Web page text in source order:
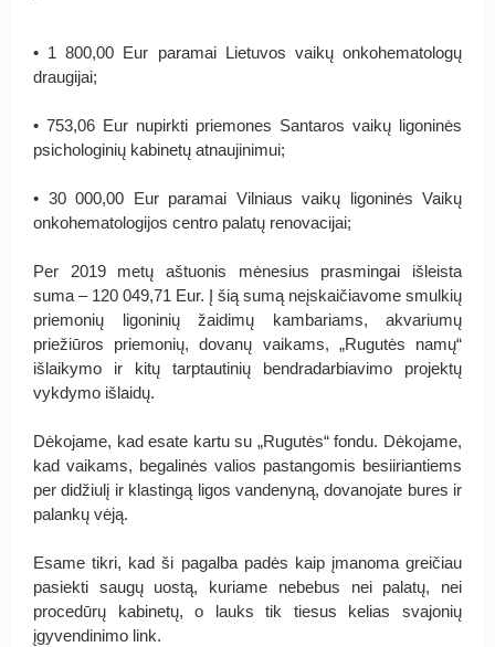
• 1 800,00 Eur paramai Lietuvos vaikų onkohematologų
draugijai;
• 753,06 Eur nupirkti priemones Santaros vaikų ligoninės
psichologinių kabinetų atnaujinimui;
• 30 000,00 Eur paramai Vilniaus vaikų ligoninės Vaikų
onkohematologijos centro palatų renovacijai;
Per 2019 metų aštuonis mėnesius prasmingai išleista
suma – 120 049,71‬ Eur. Į šią sumą neįskaičiavome smulkių
priemonių ligoninių žaidimų kambariams, akvariumų
priežiūros priemonių, dovanų vaikams, „Rugutės namų“
išlaikymo ir kitų tarptautinių bendradarbiavimo projektų
vykdymo išlaidų.
Dėkojame, kad esate kartu su „Rugutės“ fondu. Dėkojame,
kad vaikams, begalinės valios pastangomis besiiriantiems
per didžiulį ir klastingą ligos vandenyną, dovanojate bures ir
palankų vėją.
Esame tikri, kad ši pagalba padės kaip įmanoma greičiau
pasiekti saugų uostą, kuriame nebebus nei palatų, nei
procedūrų kabinetų, o lauks tik tiesus kelias svajonių
įgyvendinimo link.